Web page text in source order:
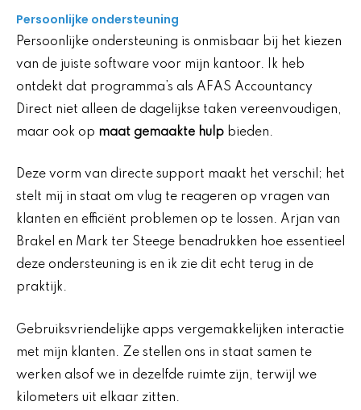
Persoonlijke ondersteuning
Persoonlijke ondersteuning is onmisbaar bij het kiezen
van de juiste software voor mijn kantoor. Ik heb
ontdekt dat programma’s als AFAS Accountancy
Direct niet alleen de dagelijkse taken vereenvoudigen,
maar ook op maat gemaakte hulp bieden.
Deze vorm van directe support maakt het verschil; het
stelt mij in staat om vlug te reageren op vragen van
klanten en efficiënt problemen op te lossen. Arjan van
Brakel en Mark ter Steege benadrukken hoe essentieel
deze ondersteuning is en ik zie dit echt terug in de
praktijk.
Gebruiksvriendelijke apps vergemakkelijken interactie
met mijn klanten. Ze stellen ons in staat samen te
werken alsof we in dezelfde ruimte zijn, terwijl we
kilometers uit elkaar zitten.